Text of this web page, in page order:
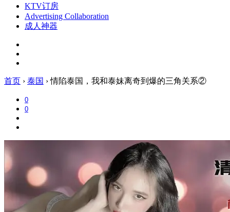
KTV订房
Advertising Collaboration
成人神器
首页 › 泰国 › 情陷泰国，我和泰妹离奇到爆的三角关系②
0
0